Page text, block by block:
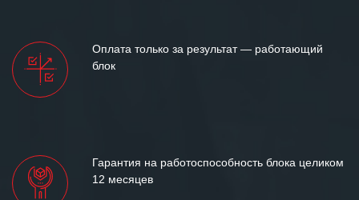
Оплата только за результат — работающий
блок
Гарантия на работоспособность блока целиком
12 месяцев